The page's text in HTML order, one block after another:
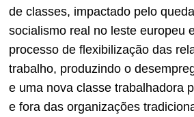
de classes, impactado pelo
socialismo real no leste europeu
processo de flexibilização das
trabalho, produzindo o
e uma nova classe trabalhadora
e fora das organizações